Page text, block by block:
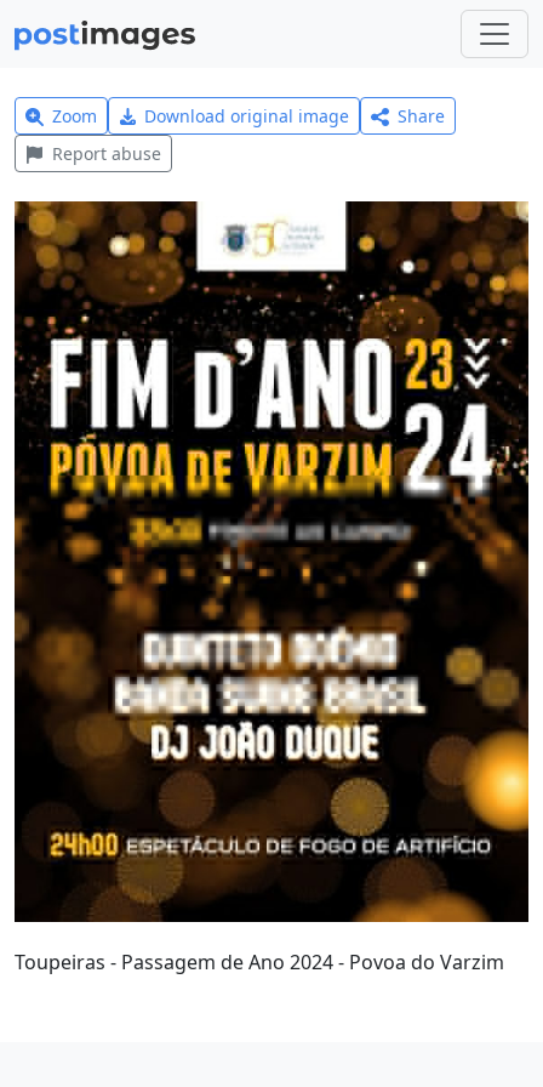
Zoom Download original image
Share
Report abuse
Toupeiras - Passagem de Ano 2024 - Povoa do Varzim